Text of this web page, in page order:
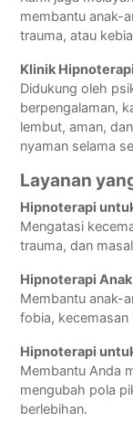
membantu anak-
trauma, atau
Klinik
Didukung oleh
berpengalaman,
lembut, aman,
nyaman selama
Layanan
Hipnoterapi
Mengatasi
trauma, dan
Hipnoterapi Anak
Membantu anak-
fobia, kecemasan
Hipnoterapi
Membantu Anda
mengubah pola
berlebihan.